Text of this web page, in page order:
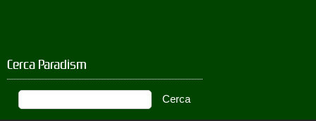
Cerca Paradism